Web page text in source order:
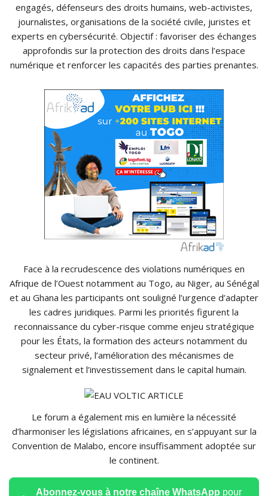
engagés, défenseurs des droits humains, web-activistes,
journalistes, organisations de la société civile, juristes et
experts en cybersécurité. Objectif : favoriser des échanges
approfondis sur la protection des droits dans l’espace
numérique et renforcer les capacités des parties prenantes.
Face à la recrudescence des violations numériques en
Afrique de l’Ouest notamment au Togo, au Niger, au Sénégal
et au Ghana les participants ont souligné l’urgence d’adapter
les cadres juridiques. Parmi les priorités figurent la
reconnaissance du cyber-risque comme enjeu stratégique
pour les États, la formation des acteurs notamment du
secteur privé, l’amélioration des mécanismes de
signalement et l’investissement dans le capital humain.
Le forum a également mis en lumière la nécessité
d’harmoniser les législations africaines, en s’appuyant sur la
Convention de Malabo, encore insuffisamment adoptée sur
le continent.
Abonnez-vous à notre chaîne WhatsApp pour